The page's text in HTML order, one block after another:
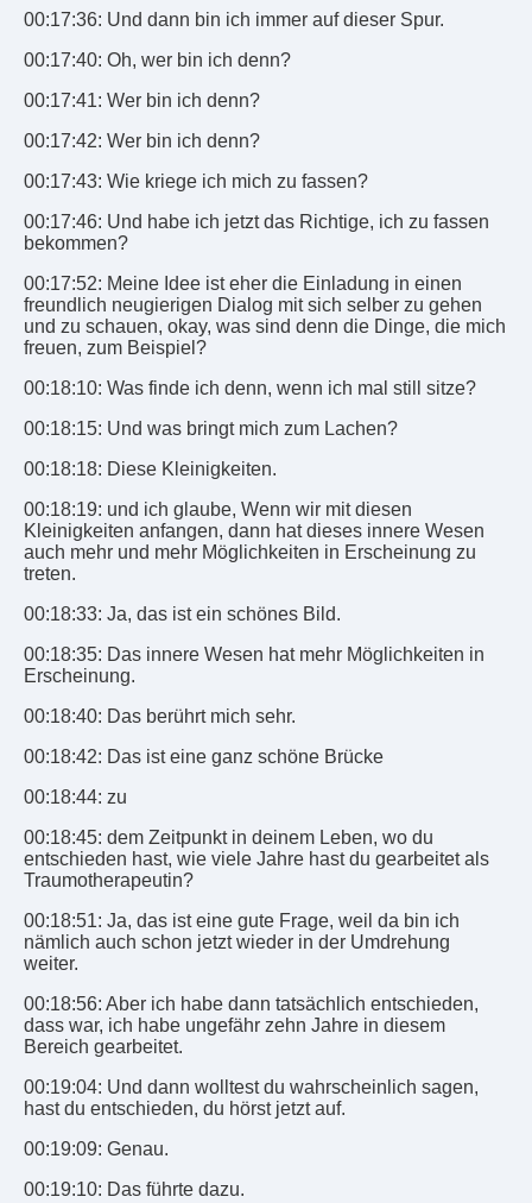
00:17:36: Und dann bin ich immer auf dieser Spur.
00:17:40: Oh, wer bin ich denn?
00:17:41: Wer bin ich denn?
00:17:42: Wer bin ich denn?
00:17:43: Wie kriege ich mich zu fassen?
00:17:46: Und habe ich jetzt das Richtige, ich zu fassen
bekommen?
00:17:52: Meine Idee ist eher die Einladung in einen
freundlich neugierigen Dialog mit sich selber zu gehen
und zu schauen, okay, was sind denn die Dinge, die mich
freuen, zum Beispiel?
00:18:10: Was finde ich denn, wenn ich mal still sitze?
00:18:15: Und was bringt mich zum Lachen?
00:18:18: Diese Kleinigkeiten.
00:18:19: und ich glaube, Wenn wir mit diesen
Kleinigkeiten anfangen, dann hat dieses innere Wesen
auch mehr und mehr Möglichkeiten in Erscheinung zu
treten.
00:18:33: Ja, das ist ein schönes Bild.
00:18:35: Das innere Wesen hat mehr Möglichkeiten in
Erscheinung.
00:18:40: Das berührt mich sehr.
00:18:42: Das ist eine ganz schöne Brücke
00:18:44: zu
00:18:45: dem Zeitpunkt in deinem Leben, wo du
entschieden hast, wie viele Jahre hast du gearbeitet als
Traumotherapeutin?
00:18:51: Ja, das ist eine gute Frage, weil da bin ich
nämlich auch schon jetzt wieder in der Umdrehung
weiter.
00:18:56: Aber ich habe dann tatsächlich entschieden,
dass war, ich habe ungefähr zehn Jahre in diesem
Bereich gearbeitet.
00:19:04: Und dann wolltest du wahrscheinlich sagen,
hast du entschieden, du hörst jetzt auf.
00:19:09: Genau.
00:19:10: Das führte dazu.